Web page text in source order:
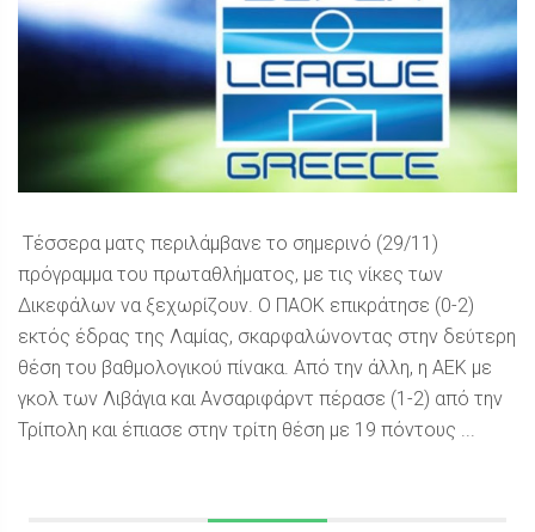
Τέσσερα ματς περιλάμβανε το σημερινό (29/11)
πρόγραμμα του πρωταθλήματος, με τις νίκες των
Δικεφάλων να ξεχωρίζουν. O ΠΑΟΚ επικράτησε (0-2)
εκτός έδρας της Λαμίας, σκαρφαλώνοντας στην δεύτερη
θέση του βαθμολογικού πίνακα. Από την άλλη, η ΑΕΚ με
γκολ των Λιβάγια και Ανσαριφάρντ πέρασε (1-2) από την
Τρίπολη και έπιασε στην τρίτη θέση με 19 πόντους ...